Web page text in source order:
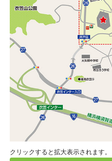
クリックすると拡大表示されます。